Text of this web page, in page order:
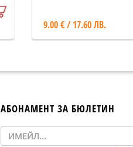
9.00 € / 17.60 ЛВ.
АБОНАМЕНТ ЗА БЮЛЕТИН